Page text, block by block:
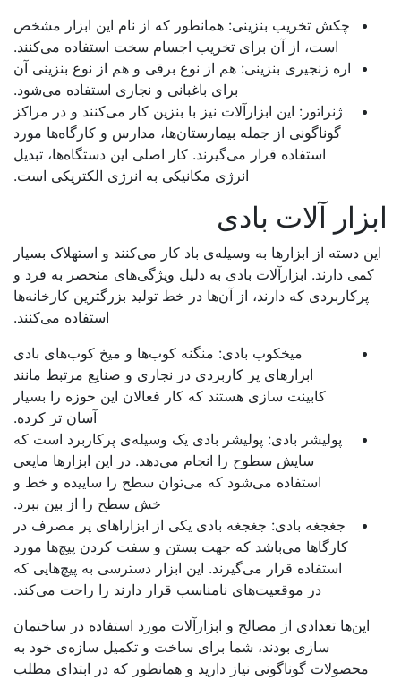
چکش تخریب بنزینی: همانطور که از نام این ابزار مشخص
است، از آن برای تخریب اجسام سخت استفاده می‌کنند.
اره زنجیری بنزینی: هم از نوع برقی و هم از نوع بنزینی آن
برای باغبانی و نجاری استفاده می‌شود.
ژنراتور: این ابزارآلات نیز با بنزین کار می‌کنند و در مراکز
گوناگونی از جمله بیمارستان‌ها، مدارس و کارگاه‌ها مورد
استفاده قرار می‌گیرند. کار اصلی این دستگاه‌ها، تبدیل
انرژی مکانیکی به انرژی الکتریکی است.
آلات بادی
دسته از ابزارها به وسیله‌ی باد کار می‌کنند و استهلاک بسیار
کمی دارند. ابزارآلات بادی به دلیل ویژگی‌های منحصر به فرد و
پرکاربردی که دارند، از آن‌ها در خط تولید بزرگترین کارخانه‌ها
استفاده می‌کنند.
میخکوب بادی: منگنه کوب‌ها و میخ کوب‌های بادی
ابزارهای پر کاربردی در نجاری و صنایع مرتبط مانند
کابینت سازی هستند که کار فعالان این حوزه را بسیار
آسان تر کرده.
پولیشر بادی: پولیشر بادی یک وسیله‌ی پرکاربرد است که
سایش سطوح را انجام می‌دهد. در این ابزارها مایعی
استفاده می‌شود که می‌توان سطح را ساییده و خط و
خش سطح را از بین ببرد.
جغجغه بادی: جغجغه بادی یکی از ابزاراهای پر مصرف در
کارگاها می‌باشد که جهت بستن و سفت کردن پیچ‌ها مورد
استفاده قرار می‌گیرند. این ابزار دسترسی به پیچ‌هایی که
در موقعیت‌های نامناسب قرار دارند را راحت می‌کند.
این‌ها تعدادی از مصالح و ابزارآلات مورد استفاده در ساختمان
سازی بودند، شما برای ساخت و تکمیل سازه‌ی خود به
محصولات گوناگونی نیاز دارید و همانطور که در ابتدای مطلب